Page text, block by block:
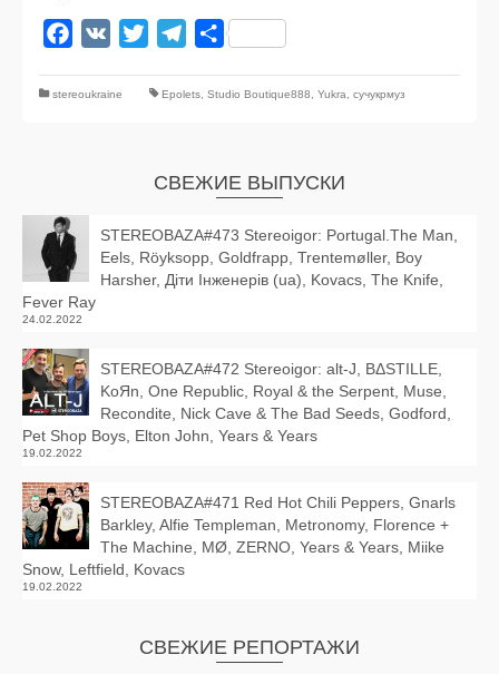
Facebook
VK Twitter TelegramОтправить
stereoukraine Epolets Studio Boutique888 Yukra сучукрмуз
СВЕЖИЕ ВЫПУСКИ
STEREOBAZA#473 Stereoigor: Portugal.The Man,
Eels, Röyksopp, Goldfrapp, Trentemøller, Boy
Harsher, Діти Інженерів (ua), Kovacs, The Knife,
Fever Ray
24.02.2022
STEREOBAZA#472 Stereoigor: alt‑J, BΔSTILLE,
KoЯn, One Republic, Royal & the Serpent, Muse,
Recondite, Nick Cave & The Bad Seeds, Godford,
Pet Shop Boys, Elton John, Years & Years
19.02.2022
STEREOBAZA#471 Red Hot Chili Peppers, Gnarls
Barkley, Alfie Templeman, Metronomy, Florence +
The Machine, MØ, ZERNO, Years & Years, Miike
Snow, Leftfield, Kovacs
19.02.2022
СВЕЖИЕ РЕПОРТАЖИ